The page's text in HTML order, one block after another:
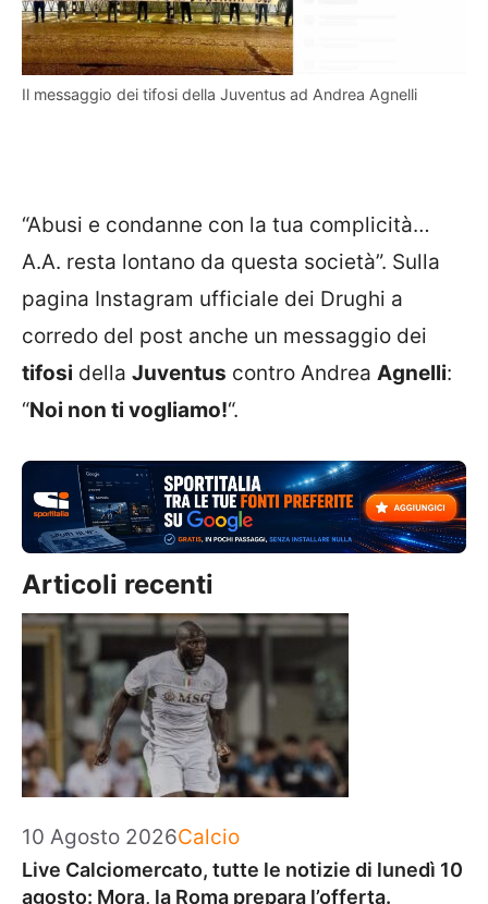
Il messaggio dei tifosi della Juventus ad Andrea Agnelli
“Abusi e condanne con la tua complicità…
A.A. resta lontano da questa società”. Sulla
pagina Instagram ufficiale dei Drughi a
corredo del post anche un messaggio dei
tifosi della Juventus contro Andrea Agnelli:
“Noi non ti vogliamo!“.
Articoli recenti
10 Agosto 2026Categorie
Calcio
Live Calciomercato, tutte le notizie di lunedì 10
agosto: Mora, la Roma prepara l’offerta.